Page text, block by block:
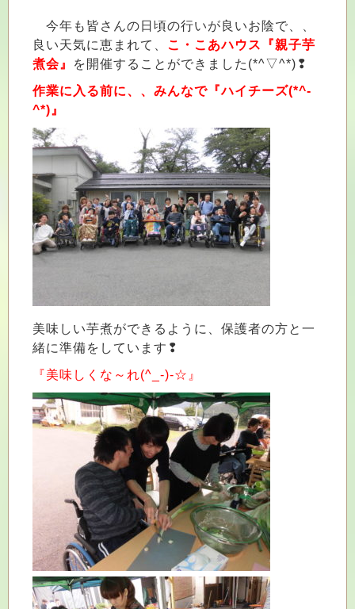
今年も皆さんの日頃の行いが良いお陰で、、
良い天気に恵まれて、 こ・こあハウス『親子芋
煮会』
を開催することができました(*^▽^*)❢
作業に入る前に、、みんなで『ハイチーズ(*^-
^*)』
美味しい芋煮ができるように、保護者の方と一
緒に準備をしています❢
『美味しくな～れ(^_-)-☆』